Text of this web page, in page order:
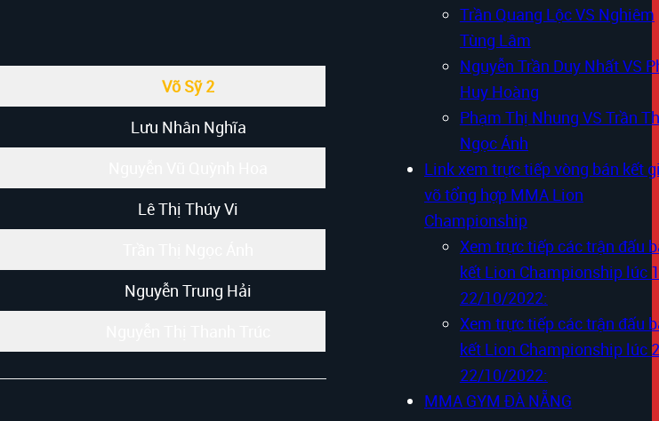
Võ Sỹ 2
Lưu Nhân Nghĩa
Lê Thị Thúy Vi
Nguyễn Trung Hải
Trần Quang Lộc VS Nghiêm
Tùng Lâm
Nguyễn Trần Duy Nhất VS
Huy Hoàng
Phạm Thị Nhung VS Trần
Ngọc Ánh
Link xem trực tiếp vòng bán kết
võ tổng hợp MMA Lion
Championship
Xem trực tiếp các trận đấu
kết Lion Championship lúc
22/10/2022:
Xem trực tiếp các trận đấu
kết Lion Championship lúc
22/10/2022:
MMA GYM ĐÀ NẴNG